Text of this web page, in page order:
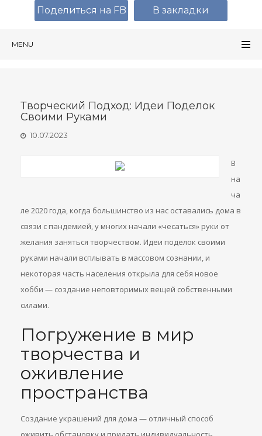
MENU
Творческий Подход: Идеи Поделок
Своими Руками
10.07.2023
В
на
ча
ле 2020 года, когда большинство из нас оставались дома в
связи с пандемией, у многих начали «чесаться» руки от
желания заняться творчеством. Идеи поделок своими
руками начали всплывать в массовом сознании, и
некоторая часть населения открыла для себя новое
хобби — создание неповторимых вещей собственными
силами.
Погружение в мир
творчества и
оживление
пространства
Создание украшений для дома — отличный способ
Поделиться на FB В закладки